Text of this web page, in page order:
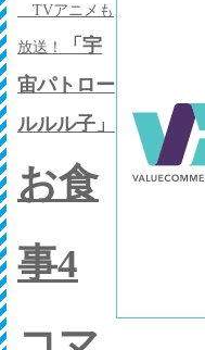
TVアニメも
放送！
「宇
宙パトロー
ルルル子」
お食
事4